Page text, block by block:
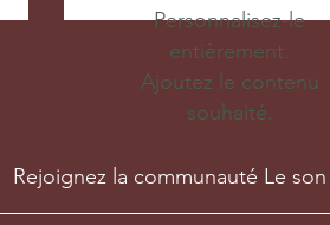
Personnalisez-le
entièrement.
Ajoutez le contenu
souhaité.
Rejoignez la communauté Le